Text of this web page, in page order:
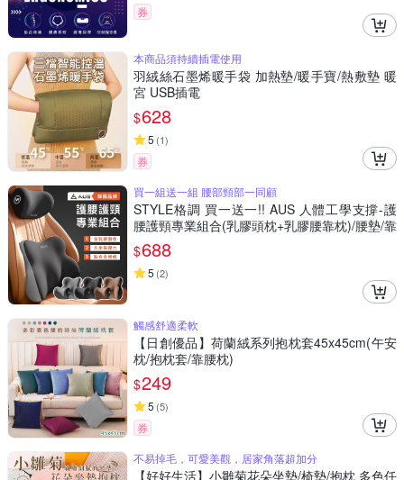
券
本商品須持續插電使用
羽絨絲石墨烯暖手袋 加熱墊/暖手寶/熱敷墊 暖
宮 USB插電
$628
5 (1)
券
買一組送一組 腰部頸部一同顧
STYLE格調 買一送一!! AUS 人體工學支撐-護
腰護頸專業組合(乳膠頭枕+乳膠腰靠枕)/腰墊/靠
墊/椅背墊/腰枕/頸枕
$688
5 (2)
觸感舒適柔軟
【日創優品】荷蘭絨系列抱枕套45x45cm(午安
枕/抱枕套/靠腰枕)
$249
5 (5)
券
不易掉毛，可愛美觀，居家角落超加分
【好好生活】小雛菊花朵坐墊/椅墊/抱枕 多色任